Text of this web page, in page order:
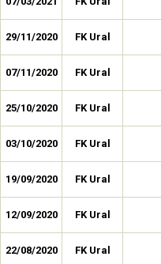
29/11/2020 FK Ural
07/11/2020 FK Ural
25/10/2020 FK Ural
03/10/2020 FK Ural
19/09/2020 FK Ural
12/09/2020 FK Ural
22/08/2020 FK Ural